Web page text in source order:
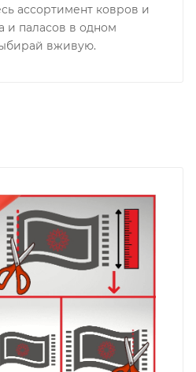
ассортимент ковров и
и паласов в одном
вживую.